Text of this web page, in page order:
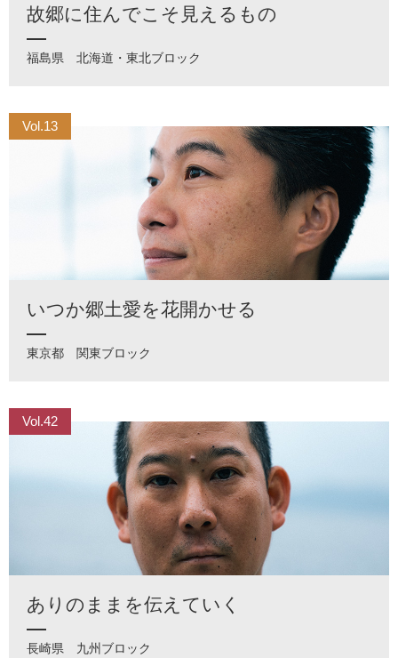
故郷に住んでこそ見えるもの
福島県 北海道・東北ブロック
Vol.13
いつか郷土愛を花開かせる
東京都 関東ブロック
Vol.42
ありのままを伝えていく
長崎県 九州ブロック